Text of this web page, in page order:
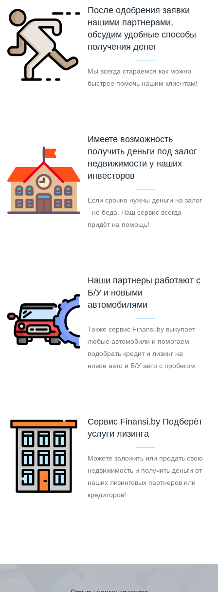
После одобрения заявки
нашими партнерами,
обсудим удобные способы
получения денег
Мы всегда стараемся как можно
быстрее помочь нашим клиентам!
Имеете возможность
получить деньги под залог
недвижимости у наших
инвесторов
Если срочно нужны деньги на залог
- не беда. Наш сервис всегда
придёт на помощь!
Наши партнеры работают с
Б/У и новыми
автомобилями
Также сервис Finansi.by выкупает
любые автомобили и помогаем
подобрать кредит и лизинг на
новое авто и Б/У авто с пробегом
Cервис Finansi.by Подберёт
услуги лизинга
Можете заложить или продать свою
недвижимость и получить деньги от
наших лизинговых партнеров или
кредиторов!